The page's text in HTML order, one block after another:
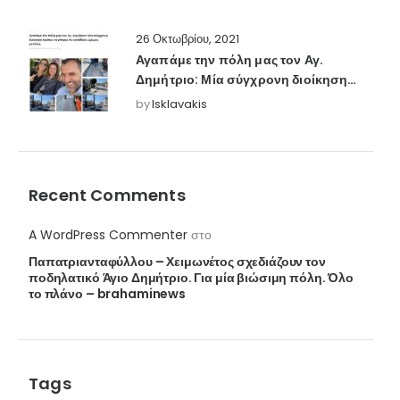
26 Οκτωβρίου, 2021
Αγαπάμε την πόλη μας τον Αγ.
Δημήτριο: Μία σύγχρονη διοίκηση
πρέπει να μπορεί να καταθέσει
byIsklavakis
Recent Comments
A WordPress Commenter στο
Παπατριανταφύλλου – Χειμωνέτος σχεδιάζουν τον
ποδηλατικό Άγιο Δημήτριο. Για μία βιώσιμη πόλη. Όλο
το πλάνο – brahaminews
Tags